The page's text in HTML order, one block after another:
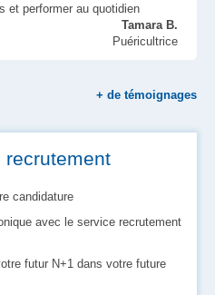
et performer au quotidien
Tamara B.
Puéricultrice
+ de témoignages
recrutement
candidature
avec le service recrutement
futur N+1 dans votre future